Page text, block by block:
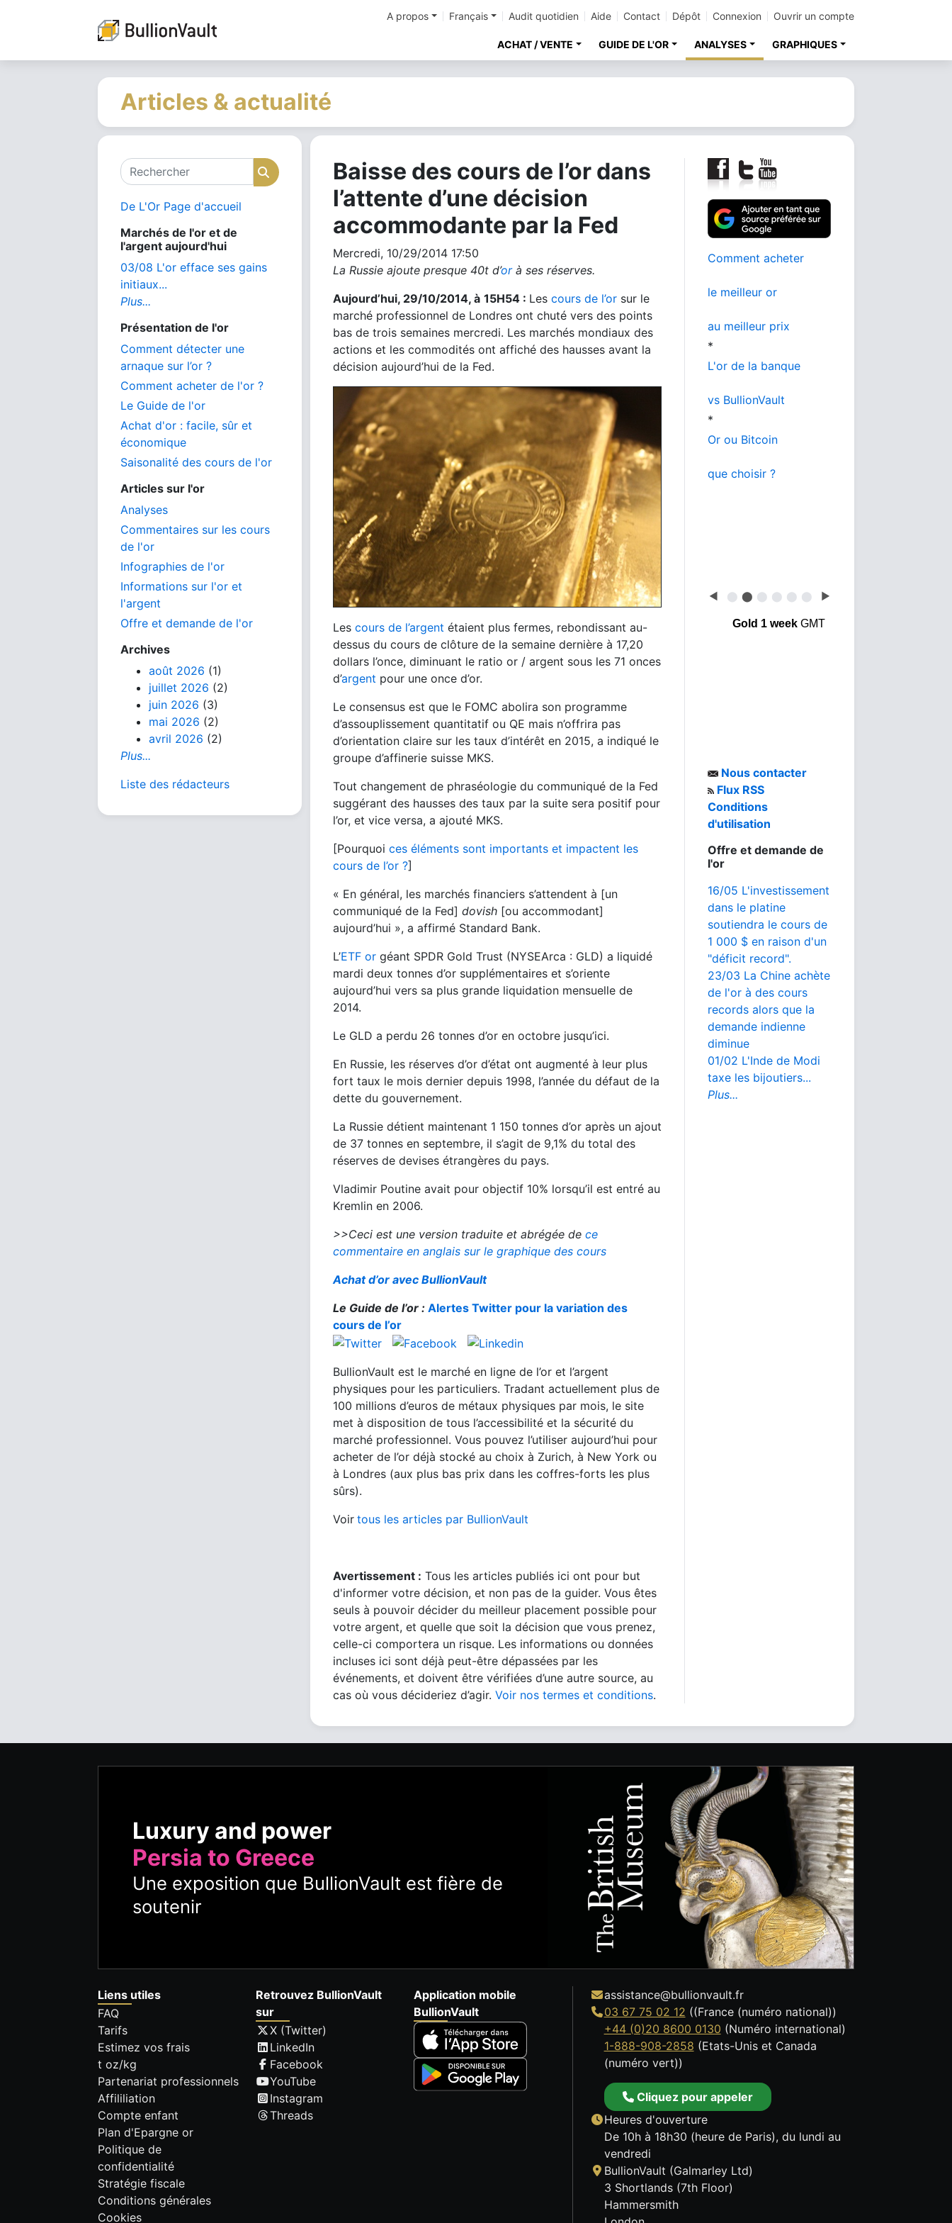
A propos Français Audit quotidien Aide Contact Dépôt Connexion Ouvrir un compte
ACHAT / VENTE GUIDE DE L'OR ANALYSES GRAPHIQUES
Articles & actualité
Rechercher Rechercher
De L'Or Page d'accueil
Marchés de l'or et de
l'argent aujourd'hui
03/08 L'or efface ses gains
initiaux...
Plus...
Présentation de l'or
Comment détecter une
arnaque sur l’or ?
Comment acheter de l'or ?
Le Guide de l'or
Achat d'or : facile, sûr et
économique
Saisonalité des cours de l'or
Articles sur l'or
Analyses
Commentaires sur les cours
de l'or
Infographies de l'or
Informations sur l'or et
l'argent
Offre et demande de l'or
Archives
août 2026 (1)
juillet 2026 (2)
juin 2026 (3)
mai 2026 (2)
avril 2026 (2)
Plus...
Liste des rédacteurs
Baisse des cours de l’or dans
l’attente d’une décision
accommodante par la Fed
Mercredi, 10/29/2014 17:50
La Russie ajoute presque 40t d’orà ses réserves.
Aujourd’hui, 29/10/2014, à 15H54 : Les cours de l’or sur le
marché professionnel de Londres ont chuté vers des points
bas de trois semaines mercredi. Les marchés mondiaux des
actions et les commodités ont affiché des hausses avant la
décision aujourd’hui de la Fed.
Les cours de l’argent étaient plus fermes, rebondissant au-
dessus du cours de clôture de la semaine dernière à 17,20
dollars l’once, diminuant le ratio or / argent sous les 71 onces
d’argent pour une once d’or.
Le consensus est que le FOMC abolira son programme
d’assouplissement quantitatif ou QE mais n’offrira pas
d’orientation claire sur les taux d’intérêt en 2015, a indiqué le
groupe d’affinerie suisse MKS.
Tout changement de phraséologie du communiqué de la Fed
suggérant des hausses des taux par la suite sera positif pour
l’or, et vice versa, a ajouté MKS.
[Pourquoi ces éléments sont importants et impactent les
cours de l’or ?]
« En général, les marchés financiers s’attendent à [un
communiqué de la Fed] dovish [ou accommodant]
aujourd’hui », a affirmé Standard Bank.
L’ETF or géant SPDR Gold Trust (NYSEArca : GLD) a liquidé
mardi deux tonnes d’or supplémentaires et s’oriente
aujourd’hui vers sa plus grande liquidation mensuelle de
2014.
Le GLD a perdu 26 tonnes d’or en octobre jusqu’ici.
En Russie, les réserves d’or d’état ont augmenté à leur plus
fort taux le mois dernier depuis 1998, l’année du défaut de la
dette du gouvernement.
La Russie détient maintenant 1 150 tonnes d’or après un ajout
de 37 tonnes en septembre, il s’agit de 9,1% du total des
réserves de devises étrangères du pays.
Vladimir Poutine avait pour objectif 10% lorsqu’il est entré au
Kremlin en 2006.
>>Ceci est une version traduite et abrégée de ce
commentaire en anglais sur le graphique des cours
Achat d’or avec BullionVault
Le Guide de l’or : Alertes Twitter pour la variation des
cours de l’or
BullionVault est le marché en ligne de l’or et l’argent
physiques pour les particuliers. Tradant actuellement plus de
100 millions d’euros de métaux physiques par mois, le site
met à disposition de tous l’accessibilité et la sécurité du
marché professionnel. Vous pouvez l’utiliser aujourd’hui pour
acheter de l’or déjà stocké au choix à Zurich, à New York ou
à Londres (aux plus bas prix dans les coffres-forts les plus
sûrs).
Voir tous les articles par BullionVault
Avertissement : Tous les articles publiés ici ont pour but
d'informer votre décision, et non pas de la guider. Vous êtes
seuls à pouvoir décider du meilleur placement possible pour
votre argent, et quelle que soit la décision que vous prenez,
celle-ci comportera un risque. Les informations ou données
incluses ici sont déjà peut-être dépassées par les
événements, et doivent être vérifiées d’une autre source, au
cas où vous décideriez d’agir. Voir nos termes et conditions.
Comment acheter
le meilleur or
au meilleur prix
*
L'or de la banque
vs BullionVault
*
Or ou Bitcoin
que choisir ?
◀ ⬤ ⬤ ⬤ ⬤ ⬤ ⬤ ▶
Gold 1 weekGMT
Nous contacter
Flux RSS
Conditions
d'utilisation
Offre et demande de
l'or
16/05 L'investissement
dans le platine
soutiendra le cours de
1 000 $ en raison d'un
"déficit record".
23/03 La Chine achète
de l'or à des cours
records alors que la
demande indienne
diminue
01/02 L'Inde de Modi
taxe les bijoutiers...
Plus...
Luxury and power
Persia to Greece
Une exposition que BullionVault est fière de
soutenir
Liens utiles
FAQ
Tarifs
Estimez vos frais
t oz/kg
Partenariat professionnels
Affililiation
Compte enfant
Plan d'Epargne or
Politique de
confidentialité
Stratégie fiscale
Conditions générales
Cookies
Retrouvez BullionVault
sur
X (Twitter)
LinkedIn
Facebook
YouTube
Instagram
Threads
Application mobile
BullionVault
assistance@bullionvault.fr
03 67 75 02 12 ((France (numéro national))
+44 (0)20 8600 0130 (Numéro international)
1-888-908-2858 (Etats-Unis et Canada
(numéro vert))
Cliquez pour appeler
Heures d'ouverture
De 10h à 18h30 (heure de Paris), du lundi au
vendredi
BullionVault (Galmarley Ltd)
3 Shortlands (7th Floor)
Hammersmith